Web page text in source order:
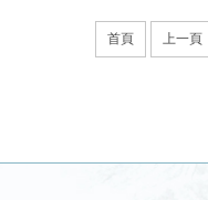
首頁 上一頁